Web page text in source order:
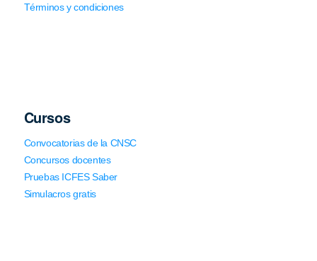
Términos y condiciones
Cursos
Convocatorias de la CNSC
Concursos docentes
Pruebas ICFES Saber
Simulacros gratis